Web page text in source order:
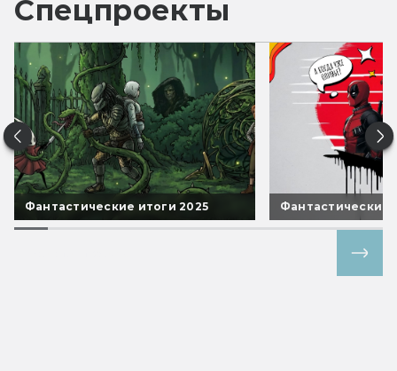
Спецпроекты
Фантастические итоги 2025 Фантастические